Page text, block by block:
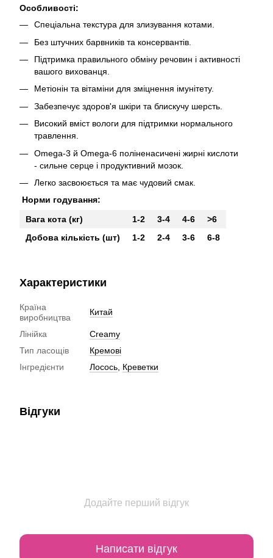
Особливості:
Спеціальна текстура для злизування котами.
Без штучних барвників та консервантів.
Підтримка правильного обміну речовин і активності
вашого вихованця.
Метіонін та вітаміни для зміцнення імунітету.
Забезпечує здоров'я шкіри та блискучу шерсть.
Високий вміст вологи для підтримки нормального
травлення.
Omega-3 й Omega-6 поліненасичені жирні кислоти
- сильне серце і продуктивний мозок.
Легко засвоюється та має чудовий смак.
Норми годування:
Вага кота (кг)
1-2 3-4 4-6
>6
Добова кількість (шт)
1-2 2-4 3-6 6-8
Характеристики
Країна
виробництва
Китай
Лінійка
Creamy
Тип ласощів
Кремові
Інгредієнти
Лосось, Креветки
Відгуки
Додайте перший відгук
Написати відгук